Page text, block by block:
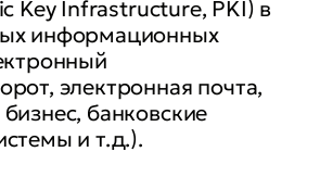
Key Infrastructure, PKI) в
информационных
электронная почта,
банковские
и т.д.).